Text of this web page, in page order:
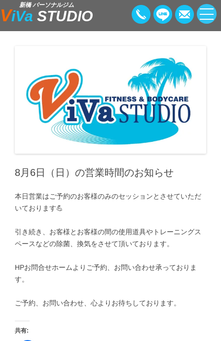
新橋 パーソナルジム
ViVa STUDIO
8月6日（日）の営業時間のお知らせ
本日営業はご予約のお客様のみのセッションとさせていただ
いております💪
引き続き、お客様とお客様の間の使用道具やトレーニングス
ペースなどの除菌、換気をさせて頂いております。
HPお問合せホームよりご予約、お問い合わせ承っておりま
す。
ご予約、お問い合わせ、心よりお待ちしております。
共有: